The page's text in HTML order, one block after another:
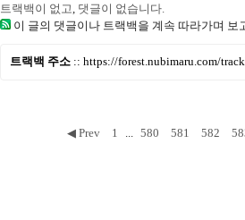
트랙백이 없고, 댓글이 없습니다.
이 글의 댓글이나 트랙백을 계속 따라가며
트랙백 주소 :: https://forest.nubimaru.com/
◀ Prev 1 ... 580 581 582